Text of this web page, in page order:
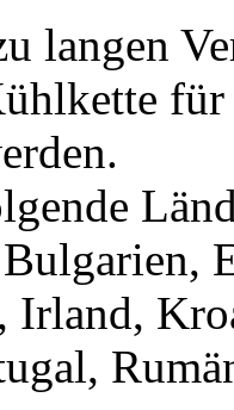
langen
Irland,